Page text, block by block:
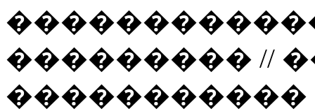
��������� //
�����������